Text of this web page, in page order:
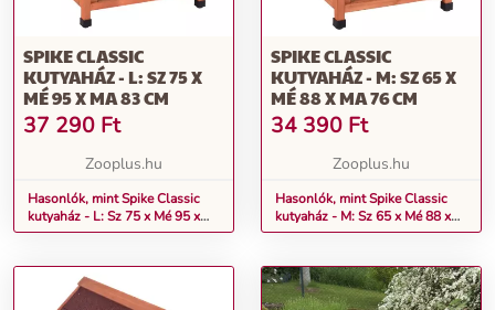
SPIKE CLASSIC
KUTYAHÁZ - L: SZ 75 X
MÉ 95 X MA 83 CM
37 290 Ft
Zooplus.hu
Hasonlók, mint Spike Classic
kutyaház - L: Sz 75 x Mé 95 x
Ma 83 cm
SPIKE CLASSIC
KUTYAHÁZ - M: SZ 65 X
MÉ 88 X MA 76 CM
34 390 Ft
Zooplus.hu
Hasonlók, mint Spike Classic
kutyaház - M: Sz 65 x Mé 88 x
Ma 76 cm